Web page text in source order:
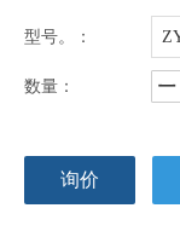
型号。：
数量：
询价